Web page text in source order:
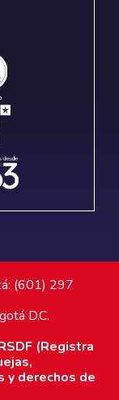
(601) 297
D.C.
(Registra
y derechos de